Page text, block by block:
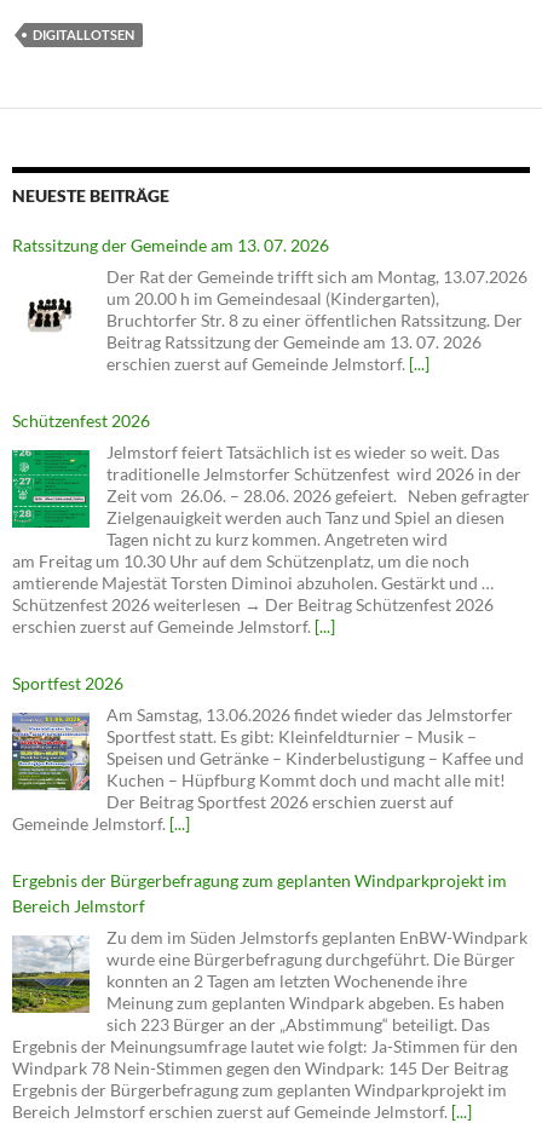
DIGITALLOTSEN
NEUESTE BEITRÄGE
Ratssitzung der Gemeinde am 13. 07. 2026
Der Rat der Gemeinde trifft sich am Montag, 13.07.2026
um 20.00 h im Gemeindesaal (Kindergarten),
Bruchtorfer Str. 8 zu einer öffentlichen Ratssitzung. Der
Beitrag Ratssitzung der Gemeinde am 13. 07. 2026
erschien zuerst auf Gemeinde Jelmstorf. [...]
Schützenfest 2026
Jelmstorf feiert Tatsächlich ist es wieder so weit. Das
traditionelle Jelmstorfer Schützenfest wird 2026 in der
Zeit vom 26.06. – 28.06. 2026 gefeiert. Neben gefragter
Zielgenauigkeit werden auch Tanz und Spiel an diesen
Tagen nicht zu kurz kommen. Angetreten wird
am Freitag um 10.30 Uhr auf dem Schützenplatz, um die noch
amtierende Majestät Torsten Diminoi abzuholen. Gestärkt und …
Schützenfest 2026 weiterlesen → Der Beitrag Schützenfest 2026
erschien zuerst auf Gemeinde Jelmstorf. [...]
Sportfest 2026
Am Samstag, 13.06.2026 findet wieder das Jelmstorfer
Sportfest statt. Es gibt: Kleinfeldturnier – Musik –
Speisen und Getränke – Kinderbelustigung – Kaffee und
Kuchen – Hüpfburg Kommt doch und macht alle mit!
Der Beitrag Sportfest 2026 erschien zuerst auf
Gemeinde Jelmstorf. [...]
Ergebnis der Bürgerbefragung zum geplanten Windparkprojekt im
Bereich Jelmstorf
Zu dem im Süden Jelmstorfs geplanten EnBW-Windpark
wurde eine Bürgerbefragung durchgeführt. Die Bürger
konnten an 2 Tagen am letzten Wochenende ihre
Meinung zum geplanten Windpark abgeben. Es haben
sich 223 Bürger an der „Abstimmung“ beteiligt. Das
Ergebnis der Meinungsumfrage lautet wie folgt: Ja-Stimmen für den
Windpark 78 Nein-Stimmen gegen den Windpark: 145 Der Beitrag
Ergebnis der Bürgerbefragung zum geplanten Windparkprojekt im
Bereich Jelmstorf erschien zuerst auf Gemeinde Jelmstorf. [...]